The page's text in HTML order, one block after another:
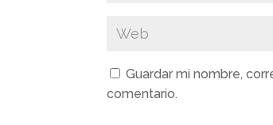
Guardar mi nombre,
comentario.